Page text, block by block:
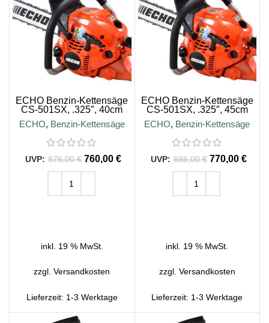
ECHO Benzin-Kettensäge
CS-501SX, .325″, 40cm
Schienenlänge
ECHO, Benzin-Kettensäge
876,00€ 760,00€
inkl. 19 % MwSt.
zzgl.Versandkosten
Lieferzeit: 1-3 Werktage
ECHO Benzin-Kettensäge
CS-501SX, .325″, 45cm
Schienenlänge
ECHO, Benzin-Kettensäge
886,00€ 770,00 €
inkl. 19 % MwSt.
zzgl. Versandkosten
Lieferzeit: 1-3 Werktage